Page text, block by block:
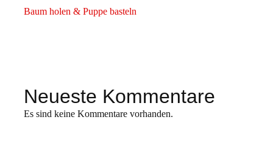
Baum holen & Puppe basteln
Neueste Kommentare
Es sind keine Kommentare vorhanden.